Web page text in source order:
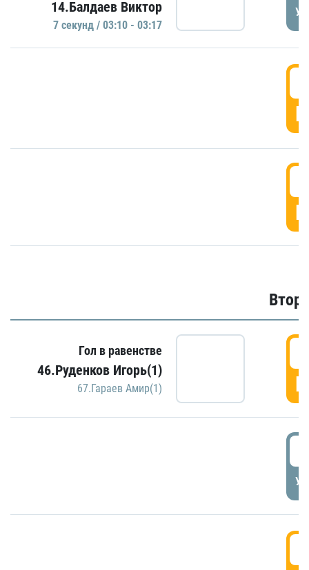
14.Балдаев Виктор
7 секунд / 03:10 - 03:17
Гол в равенстве
46.Руденков Игорь(1)
67.Гараев Амир(1)